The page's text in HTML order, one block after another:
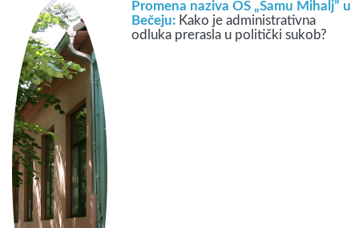
Promena naziva OŠ „Šamu Mihalj” u
Bečeju: Kako je administrativna
odluka prerasla u politički sukob?